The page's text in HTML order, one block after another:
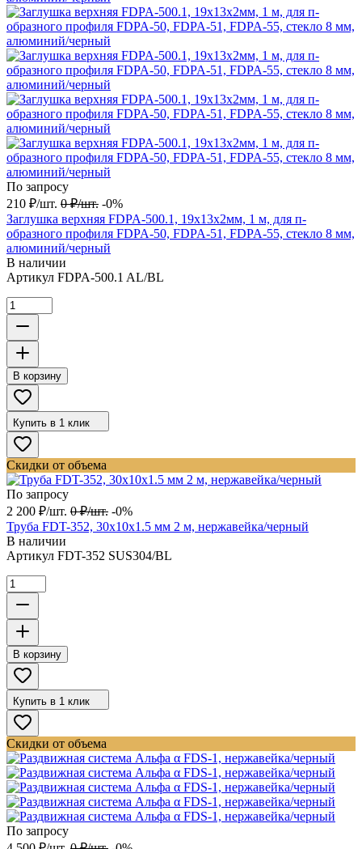
По запросу
210 ₽/шт. 0 ₽/шт. -0%
Заглушка верхняя FDPA-500.1, 19х13х2мм, 1 м, для п-
образного профиля FDPA-50, FDPA-51, FDPA-55, стекло 8 мм,
алюминий/черный
В наличии
Артикул FDPA-500.1 AL/BL
В корзину
Купить в 1 клик
Скидки от объема
По запросу
2 200 ₽/шт. 0 ₽/шт. -0%
Труба FDT-352, 30х10х1.5 мм 2 м, нержавейка/черный
В наличии
Артикул FDT-352 SUS304/BL
В корзину
Купить в 1 клик
Скидки от объема
По запросу